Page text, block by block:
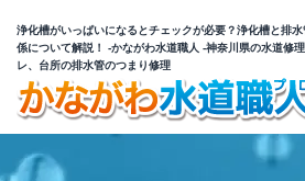
浄化槽がいっぱいになるとチェックが必要？浄化槽と排
係について解説！ -かながわ水道職人 -神奈川県の水道修
レ、台所の排水管のつまり修理